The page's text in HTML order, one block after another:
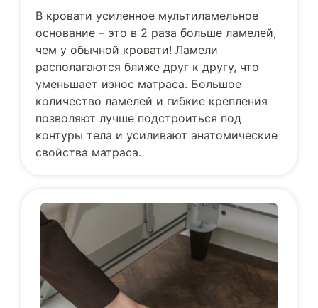
В кровати усиленное мультиламельное
основание – это в 2 раза больше ламелей,
чем у обычной кровати! Ламели
располагаются ближе друг к другу, что
уменьшает износ матраса. Большое
количество ламелей и гибкие крепления
позволяют лучше подстроиться под
контуры тела и усиливают анатомические
свойства матраса.